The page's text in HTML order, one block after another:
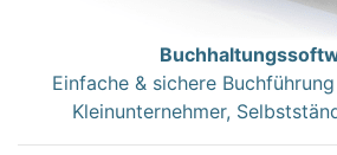
Einfache & sichere
Kleinunternehmer,